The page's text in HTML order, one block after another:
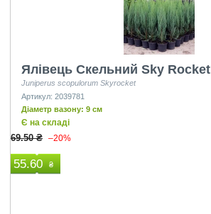
Ялівець Скельний Sky Rocket
Juniperus scopulorum Skyrocket
Артикул: 2039781
Діаметр вазону: 9 см
Є на складі
69.50 ₴ –20%
55.60 ₴